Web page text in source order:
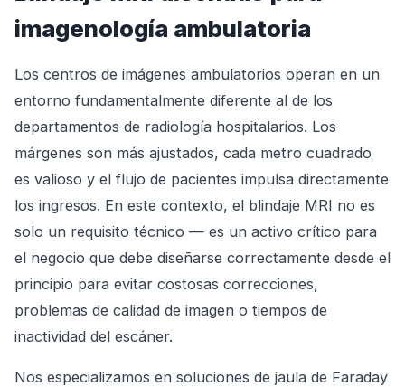
imagenología ambulatoria
Los centros de imágenes ambulatorios operan en un
entorno fundamentalmente diferente al de los
departamentos de radiología hospitalarios. Los
márgenes son más ajustados, cada metro cuadrado
es valioso y el flujo de pacientes impulsa directamente
los ingresos. En este contexto, el blindaje MRI no es
solo un requisito técnico — es un activo crítico para
el negocio que debe diseñarse correctamente desde el
principio para evitar costosas correcciones,
problemas de calidad de imagen o tiempos de
inactividad del escáner.
Nos especializamos en soluciones de jaula de Faraday